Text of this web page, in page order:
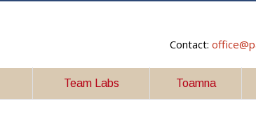
Contact:
Team Labs Toamna